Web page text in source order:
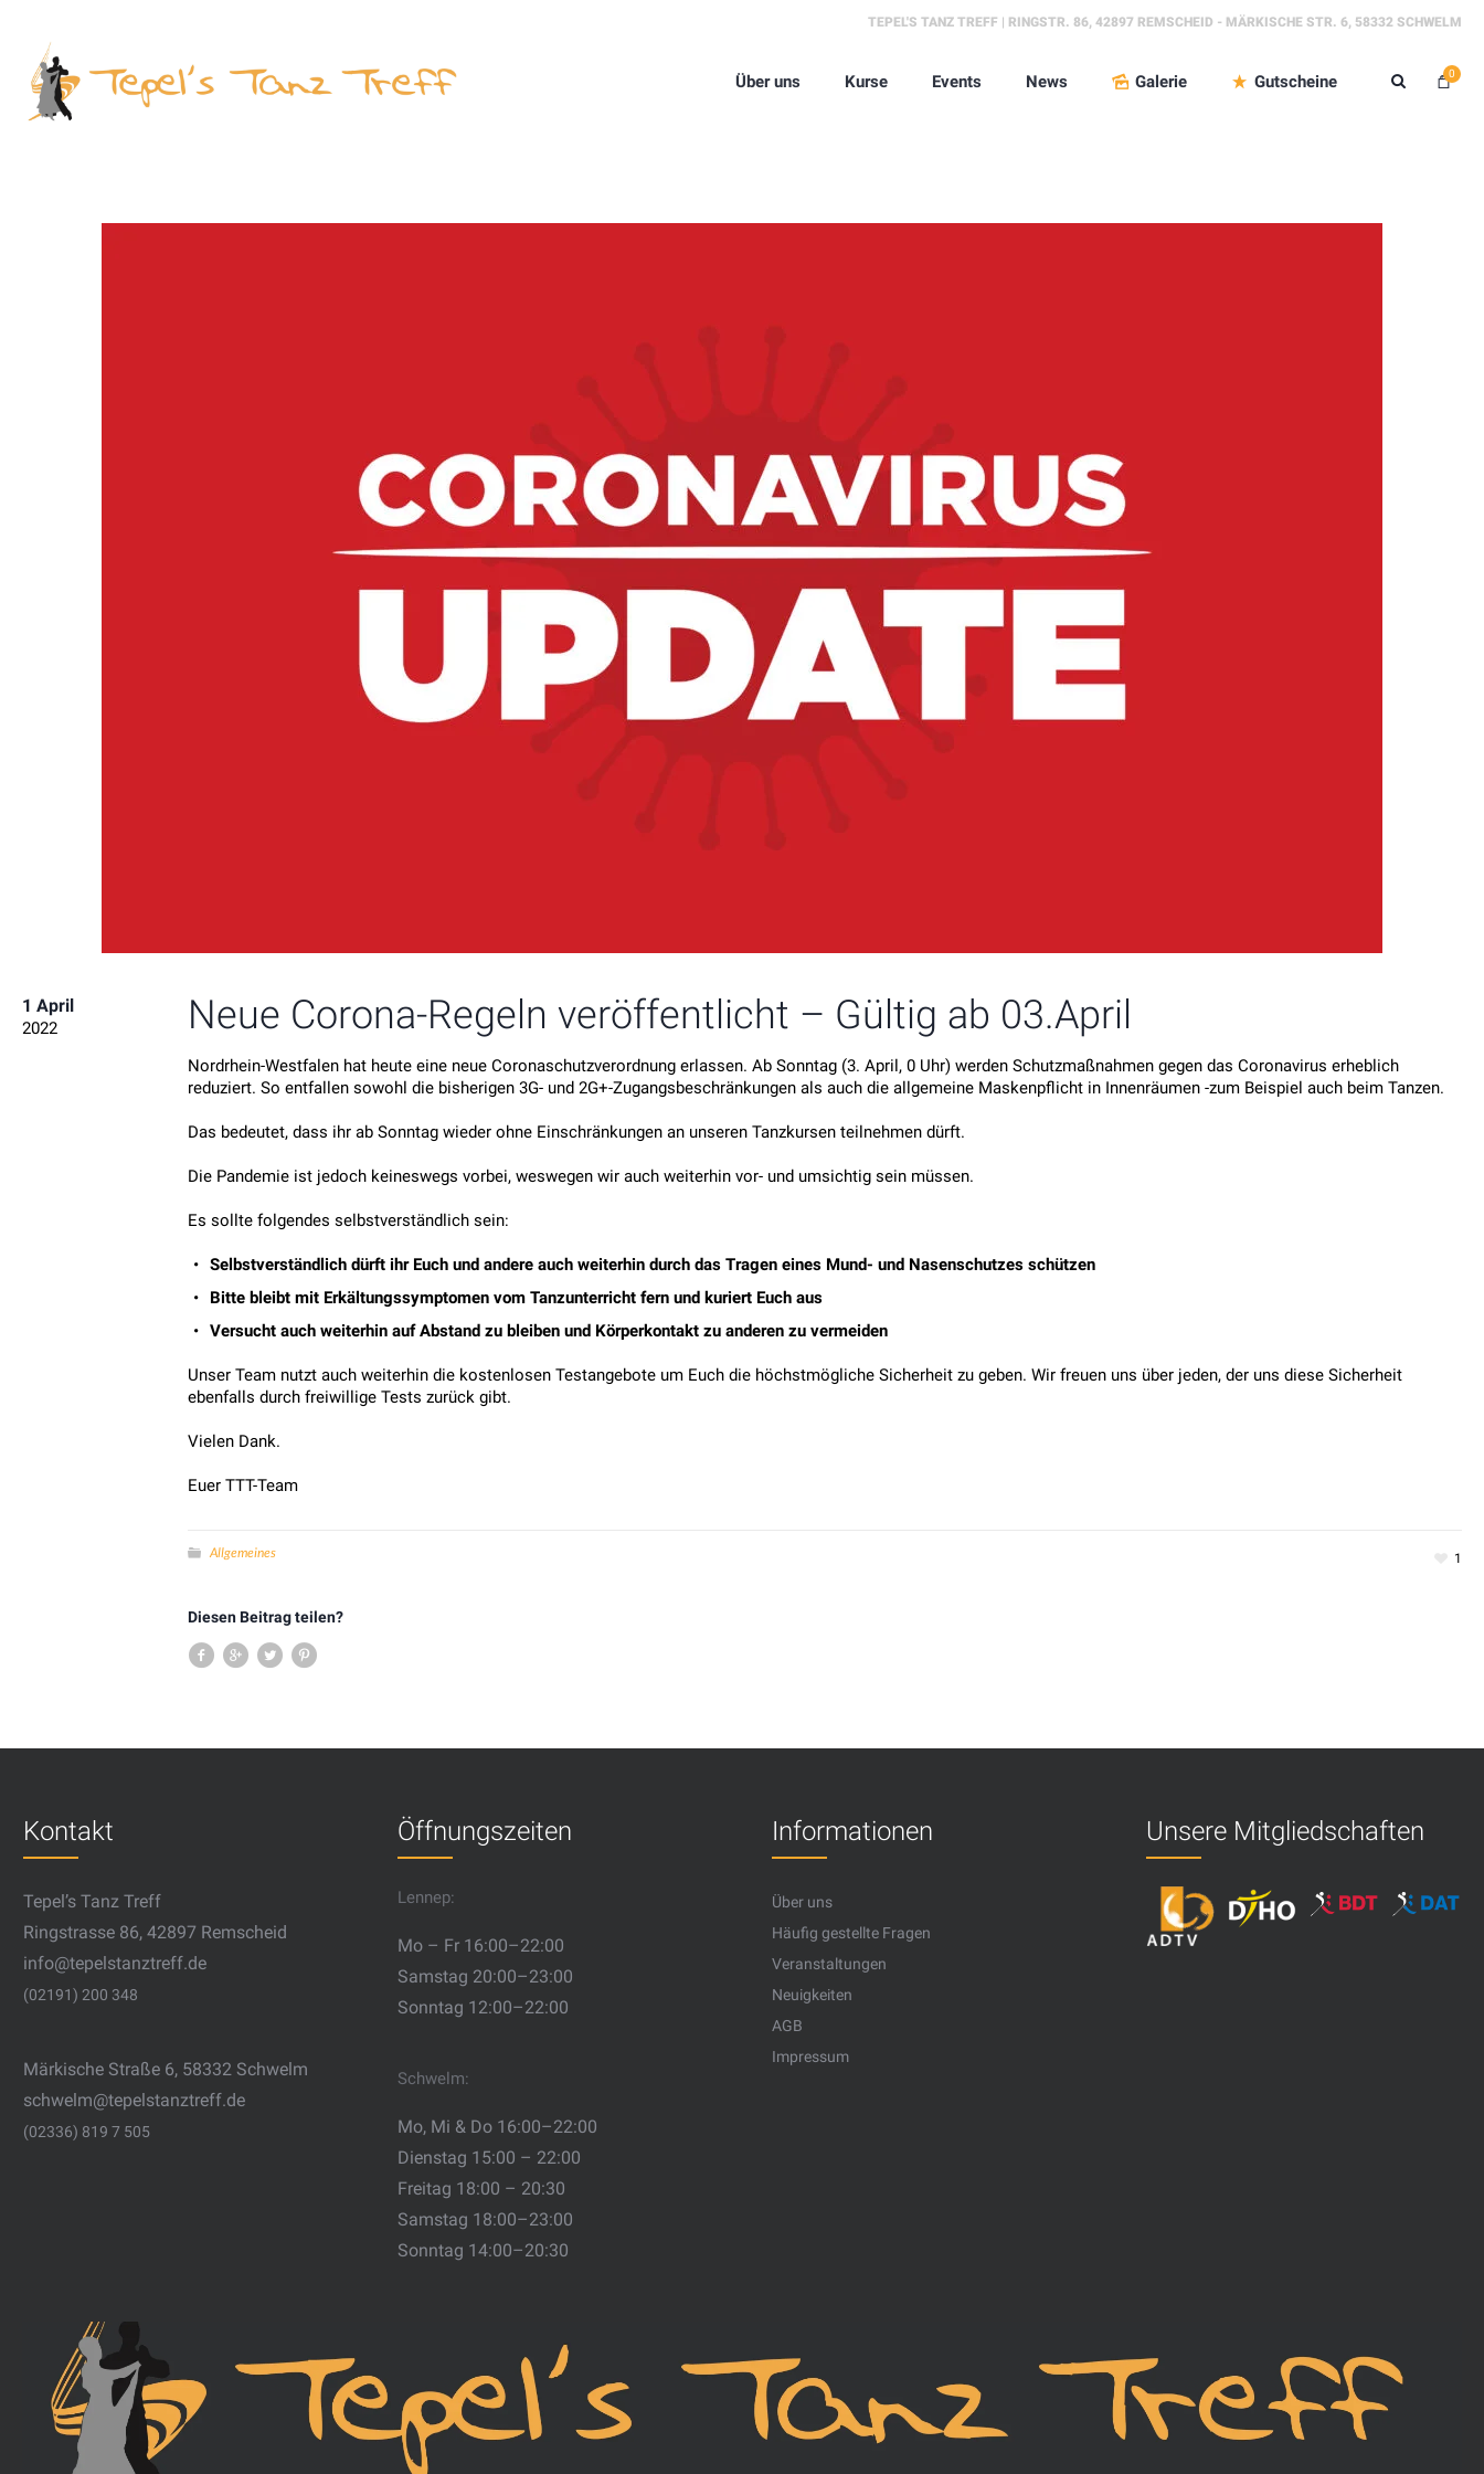
TEPEL'S TANZ TREFF | RINGSTR. 86, 42897 REMSCHEID - MÄRKISCHE STR. 6, 58332 SCHWELM
0
Über uns Kurse Events News Galerie Gutscheine
1 April
2022 Neue Corona-Regeln veröffentlicht – Gültig ab 03.April
Nordrhein-Westfalen hat heute eine neue Coronaschutzverordnung erlassen. Ab Sonntag (3. April, 0 Uhr) werden Schutzmaßnahmen gegen das Coronavirus erheblich
reduziert. So entfallen sowohl die bisherigen 3G- und 2G+-Zugangsbeschränkungen als auch die allgemeine Maskenpflicht in Innenräumen -zum Beispiel auch beim Tanzen.
Das bedeutet, dass ihr ab Sonntag wieder ohne Einschränkungen an unseren Tanzkursen teilnehmen dürft.
Die Pandemie ist jedoch keineswegs vorbei, weswegen wir auch weiterhin vor- und umsichtig sein müssen.
Es sollte folgendes selbstverständlich sein:
Selbstverständlich dürft ihr Euch und andere auch weiterhin durch das Tragen eines Mund- und Nasenschutzes schützen
Bitte bleibt mit Erkältungssymptomen vom Tanzunterricht fern und kuriert Euch aus
Versucht auch weiterhin auf Abstand zu bleiben und Körperkontakt zu anderen zu vermeiden
Unser Team nutzt auch weiterhin die kostenlosen Testangebote um Euch die höchstmögliche Sicherheit zu geben. Wir freuen uns über jeden, der uns diese Sicherheit
ebenfalls durch freiwillige Tests zurück gibt.
Vielen Dank.
Euer TTT-Team
1
Allgemeines
Diesen Beitrag teilen?
Kontakt
Tepel’s Tanz Treff
Ringstrasse 86, 42897 Remscheid
info@tepelstanztreff.de
(02191) 200 348
Märkische Straße 6, 58332 Schwelm
schwelm@tepelstanztreff.de
(02336) 819 7 505
Öffnungszeiten
Lennep:
Mo – Fr 16:00–22:00
Samstag 20:00–23:00
Sonntag 12:00–22:00
Schwelm:
Mo, Mi & Do 16:00–22:00
Dienstag 15:00 – 22:00
Freitag 18:00 – 20:30
Samstag 18:00–23:00
Sonntag 14:00–20:30
Informationen
Über uns
Häufig gestellte Fragen
Veranstaltungen
Neuigkeiten
AGB
Impressum
Unsere Mitgliedschaften